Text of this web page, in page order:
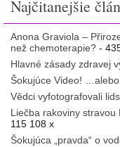
Najčitanejšie
Anona Graviola –
než chemoterapie? -
Hlavné zásady zdravej
Šokujúce Video!
Vědci vyfotografovali
Liečba rakoviny stravou
115 108 x
Šokujúca „pravda“ o